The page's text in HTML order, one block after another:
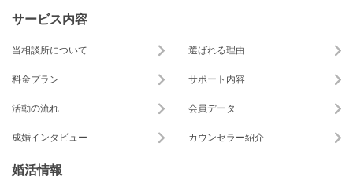
サービス内容
当相談所について 選ばれる理由
料金プラン サポート内容
活動の流れ 会員データ
成婚インタビュー カウンセラー紹介
婚活情報